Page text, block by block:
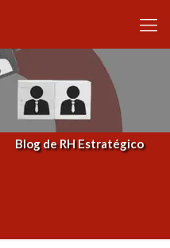
Blog de RH Estratégico